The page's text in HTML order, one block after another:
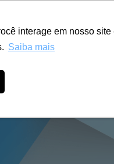
interage em nosso
Saiba maisPESQUISA